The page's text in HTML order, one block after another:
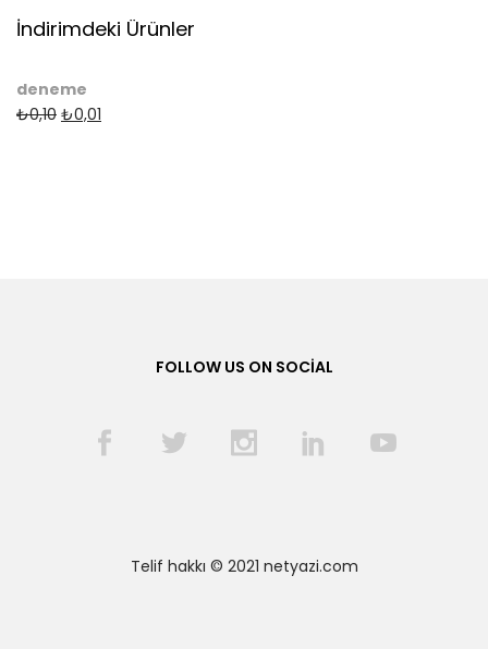
İndirimdeki Ürünler
deneme
₺0,10 ₺0,01
FOLLOW US ON SOCIAL
Telif hakkı © 2021 netyazi.com